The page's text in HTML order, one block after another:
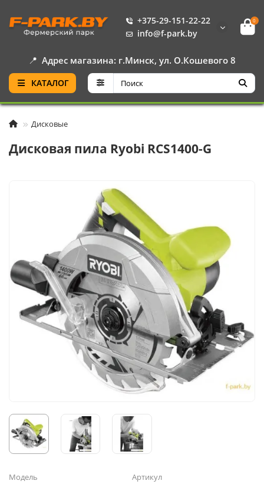
+375-29-151-22-22
info@f-park.by
0
📍 Адрес магазина: г.Минск, ул. О.Кошевого 8
КАТАЛОГ
Дисковые
Дисковая пила Ryobi RCS1400-G
Модель Артикул